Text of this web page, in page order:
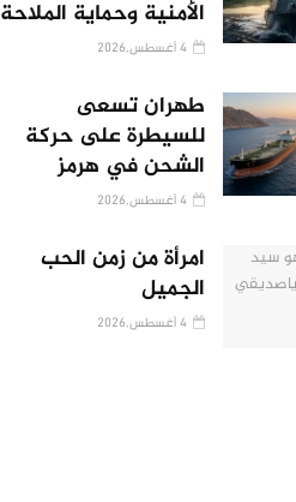
الأمنية وحماية الملاحة
طهران تسعى
للسيطرة على حركة
الشحن في هرمز
امرأة من زمن الحب
الجميل